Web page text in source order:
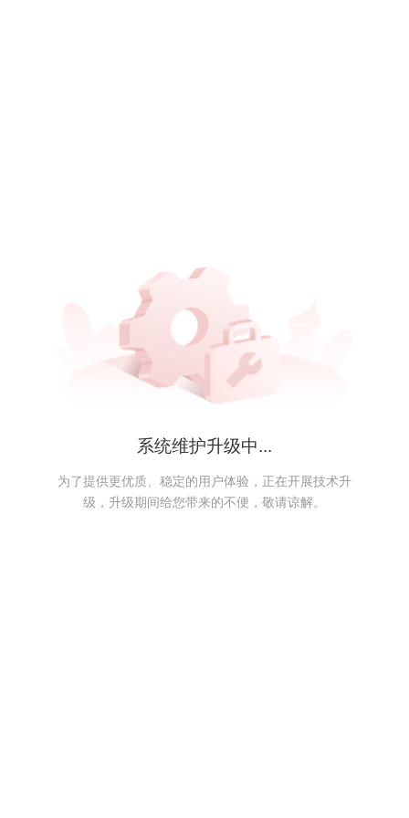
系统维护升级中...
为了提供更优质、稳定的用户体验，正在开展技术升
级，升级期间给您带来的不便，敬请谅解。